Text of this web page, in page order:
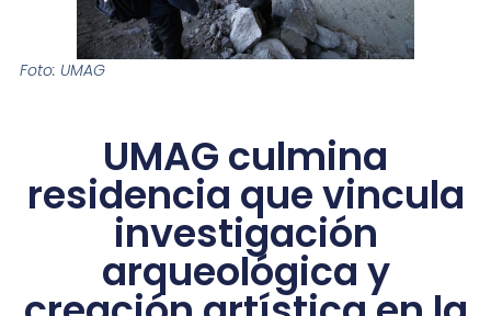
Foto: UMAG
UMAG culmina
residencia que vincula
investigación
arqueológica y